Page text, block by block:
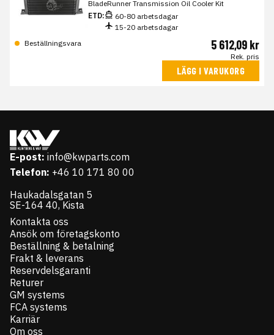
BladeRunner Transmission Oil Cooler Kit
ETD:
60-80 arbetsdagar
15-20 arbetsdagar
Beställningsvara
5 612,09 kr
Rek. pris
LÄGG I VARUKORG
E-post: info@kwparts.com
Telefon: +46 10 171 80 00
Haukadalsgatan 5
SE-164 40, Kista
Kontakta oss
Ansök om företagskonto
Beställning & betalning
Frakt & leverans
Reservdelsgaranti
Returer
GM systems
FCA systems
Karriär
Om oss